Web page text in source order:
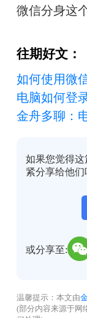
微信分身这
往期好文：
如何使用微
电脑如何登
金舟多聊：
如果您觉得
紧分享给他们
或分享至:
温馨提示：本文由
(部分内容来源于网